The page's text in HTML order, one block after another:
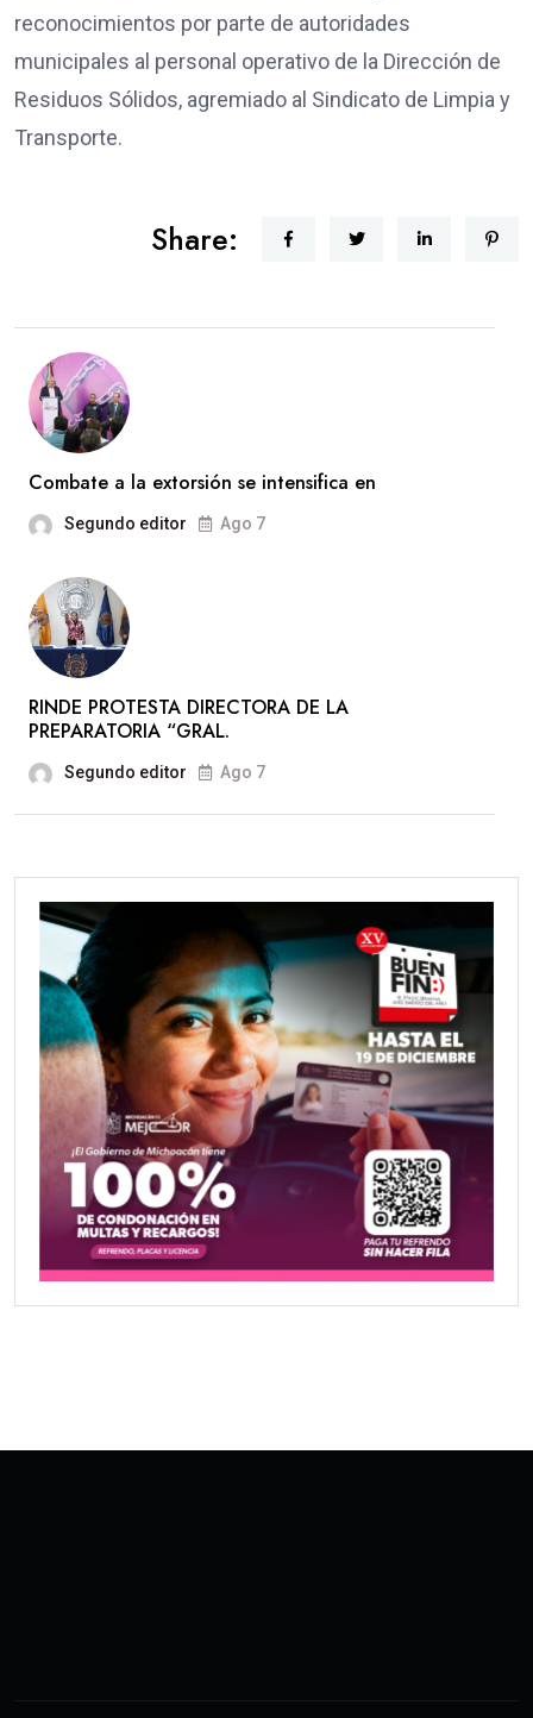
reconocimientos por parte de autoridades
municipales al personal operativo de la Dirección de
Residuos Sólidos, agremiado al Sindicato de Limpia y
Transporte.
Share:
Combate a la extorsión se intensifica en
Segundo editor Ago 7
RINDE PROTESTA DIRECTORA DE LA
PREPARATORIA “GRAL.
Segundo editor Ago 7